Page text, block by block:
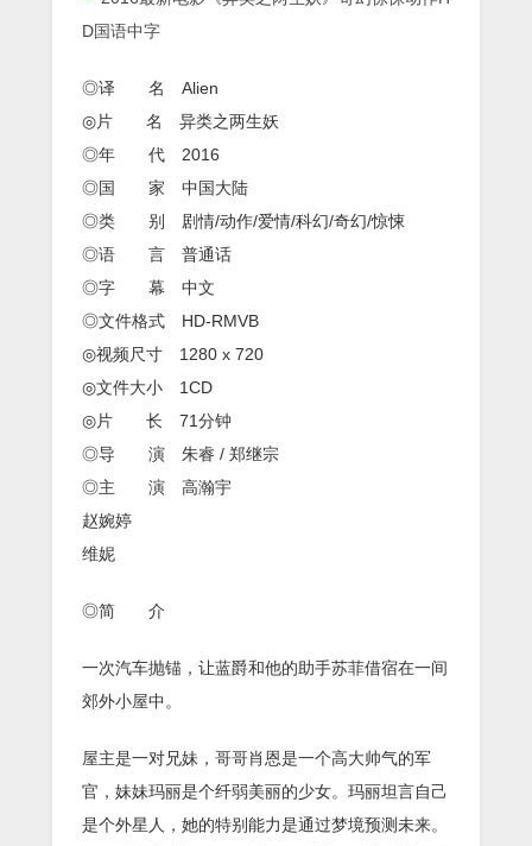
◎译 名 Alien
◎片 名 异类之两生妖
◎年 代 2016
◎国 家 中国大陆
◎类 别 剧情/动作/爱情/科幻/奇幻/惊悚
◎语 言 普通话
◎字 幕 中文
◎文件格式 HD-RMVB
◎视频尺寸 1280 x 720
◎文件大小 1CD
◎片 长 71分钟
◎导 演 朱睿 / 郑继宗
◎主 演 高瀚宇
赵婉婷
维妮
◎简 介
一次汽车抛锚，让蓝爵和他的助手苏菲借宿在一间
郊外小屋中。
屋主是一对兄妹，哥哥肖恩是一个高大帅气的军
官，妹妹玛丽是个纤弱美丽的少女。玛丽坦言自己
是个外星人，她的特别能力是通过梦境预测未来。